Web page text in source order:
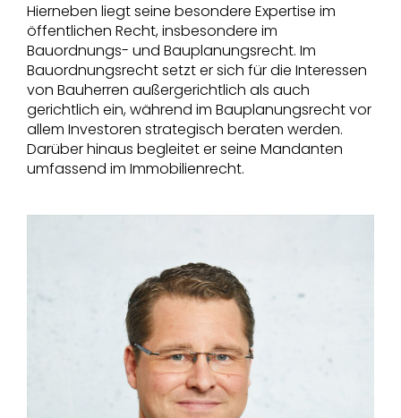
Hierneben liegt seine besondere Expertise im
öffentlichen Recht, insbesondere im
Bauordnungs- und Bauplanungsrecht. Im
Bauordnungsrecht setzt er sich für die Interessen
von Bauherren außergerichtlich als auch
gerichtlich ein, während im Bauplanungsrecht vor
allem Investoren strategisch beraten werden.
Darüber hinaus begleitet er seine Mandanten
umfassend im Immobilienrecht.